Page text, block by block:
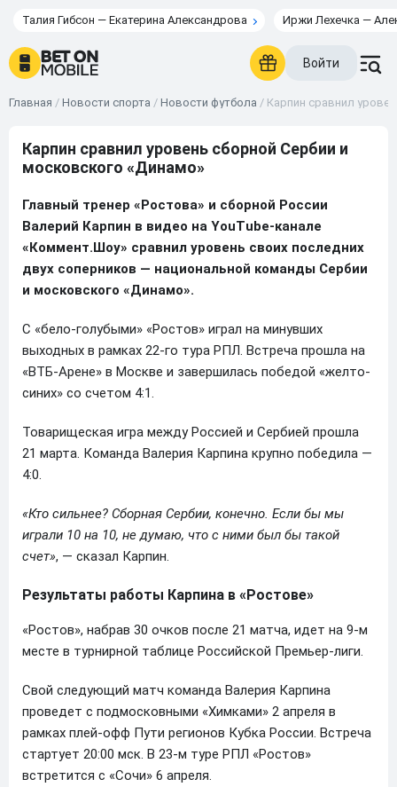
Талия Гибсон — Екатерина Александрова Иржи Лехечка —
Войти
Главная / Новости спорта / Новости футбола / Карпин сравнил
Карпин сравнил уровень сборной Сербии и
московского «Динамо»
Главный тренер «Ростова» и сборной России
Валерий Карпин в видео на YouTube-канале
«Коммент.Шоу» сравнил уровень своих последних
двух соперников — национальной команды Сербии
и московского «Динамо».
С «бело-голубыми» «Ростов» играл на минувших
выходных в рамках 22-го тура РПЛ. Встреча прошла на
«ВТБ-Арене» в Москве и завершилась победой «желто-
синих» со счетом 4:1.
Товарищеская игра между Россией и Сербией прошла
21 марта. Команда Валерия Карпина крупно победила —
4:0.
«Кто сильнее? Сборная Сербии, конечно. Если бы мы
играли 10 на 10, не думаю, что с ними был бы такой
счет», — сказал Карпин.
Результаты работы Карпина в «Ростове»
«Ростов», набрав 30 очков после 21 матча, идет на 9-м
месте в турнирной таблице Российской Премьер-лиги.
Свой следующий матч команда Валерия Карпина
проведет с подмосковными «Химками» 2 апреля в
рамках плей-офф Пути регионов Кубка России. Встреча
стартует 20:00 мск. В 23-м туре РПЛ «Ростов»
встретится с «Сочи» 6 апреля.